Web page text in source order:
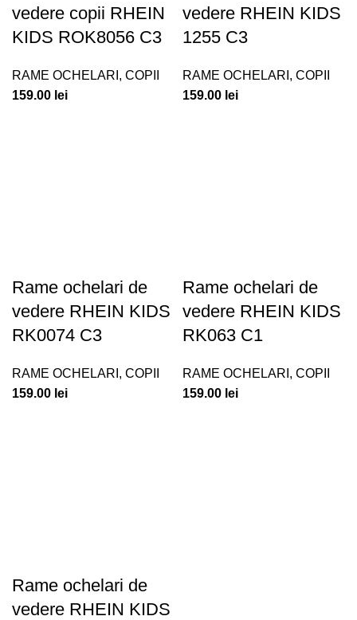
vedere copii RHEIN
KIDS ROK8056 C3
RAME OCHELARI , COPII
159.00 lei
vedere RHEIN KIDS
1255 C3
RAME OCHELARI , COPII
159.00 lei
Rame ochelari de
vedere RHEIN KIDS
RK0074 C3
RAME OCHELARI , COPII
159.00 lei
Rame ochelari de
vedere RHEIN KIDS
RK063 C1
RAME OCHELARI , COPII
159.00 lei
Rame ochelari de
vedere RHEIN KIDS